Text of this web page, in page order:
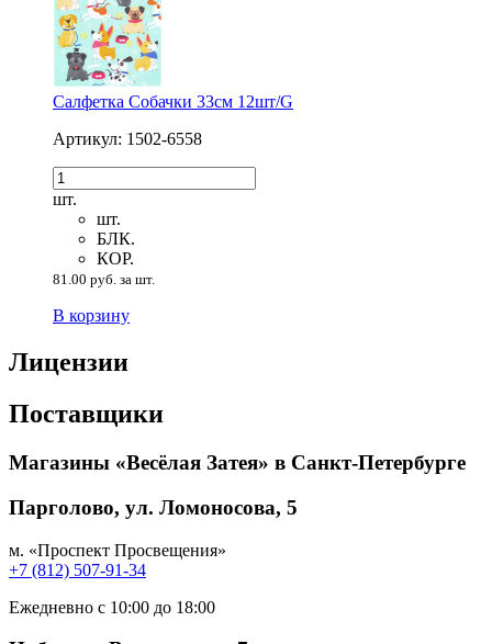
Салфетка Собачки 33см 12шт/G
Артикул: 1502-6558
шт.
шт.
БЛК.
КОР.
81.00 руб. за шт.
В корзину
Лицензии
Поставщики
Магазины «Весёлая Затея» в Санкт-Петербурге
Парголово, ул. Ломоносова, 5
м. «Проспект Просвещения»
+7 (812) 507-91-34
Ежедневно с 10:00 до 18:00